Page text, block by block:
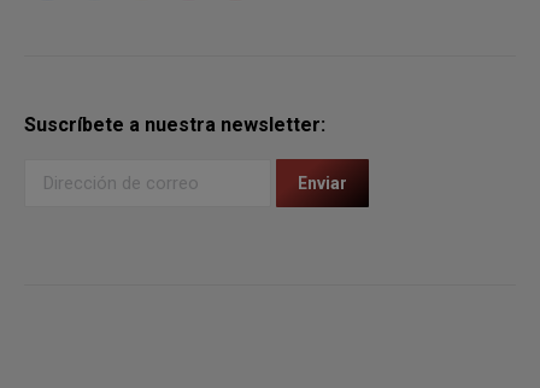
Suscríbete a nuestra newsletter: